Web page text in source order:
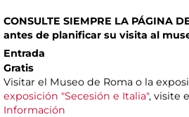
CONSULTE SIEMPRE LA PÁGINA
antes de planificar su visita al
Entrada
Gratis
Visitar el Museo de Roma o la
exposición "Secesión e Italia", visite
Información